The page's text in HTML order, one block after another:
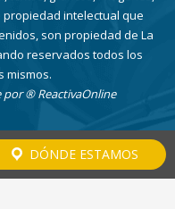
intelectual que
son propiedad de La
reservados todos los
mismos.
por® ReactivaOnline
DÓNDE ESTAMOS